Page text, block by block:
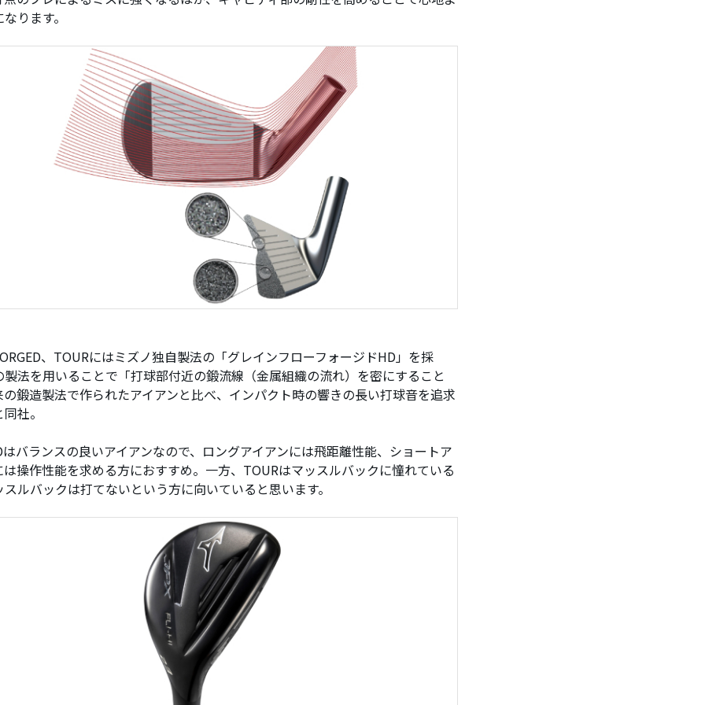
ります。
、TOURにはミズノ独自製法の「グレインフローフォージドHD」を採
製法を用いることで「打球部付近の鍛流線（金属組織の流れ）を密にすること
の鍛造製法で作られたアイアンと比べ、インパクト時の響きの長い打球音を追求
社。
はバランスの良いアイアンなので、ロングアイアンには飛距離性能、ショートア
は操作性能を求める方におすすめ。一方、TOURはマッスルバックに憧れている
ルバックは打てないという方に向いていると思います。